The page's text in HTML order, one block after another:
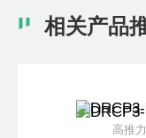
相关产品
高推